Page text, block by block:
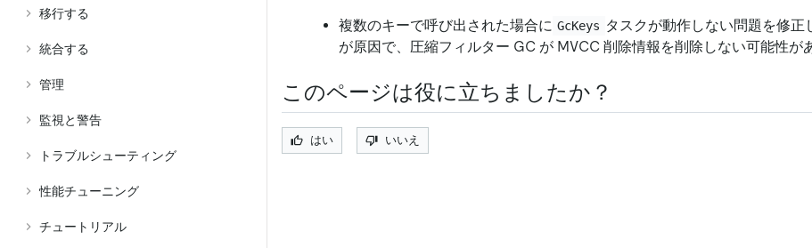
移行する
統合する
管理
監視と警告
トラブルシューティング
性能チューニング
チュートリアル
複数のキーで呼び出された場合に GcKeys タスクが動作しない問題を修正
が原因で、圧縮フィルター GC が MVCC 削除情報を削除しない可能性が
このページは役に立ちましたか？
はい いいえ